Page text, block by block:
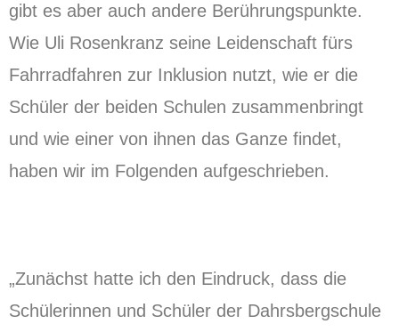
gibt es aber auch andere Berührungspunkte.
Wie Uli Rosenkranz seine Leidenschaft fürs
Fahrradfahren zur Inklusion nutzt, wie er die
Schüler der beiden Schulen zusammenbringt
und wie einer von ihnen das Ganze findet,
haben wir im Folgenden aufgeschrieben.
„Zunächst hatte ich den Eindruck, dass die
Schülerinnen und Schüler der Dahrsbergschule